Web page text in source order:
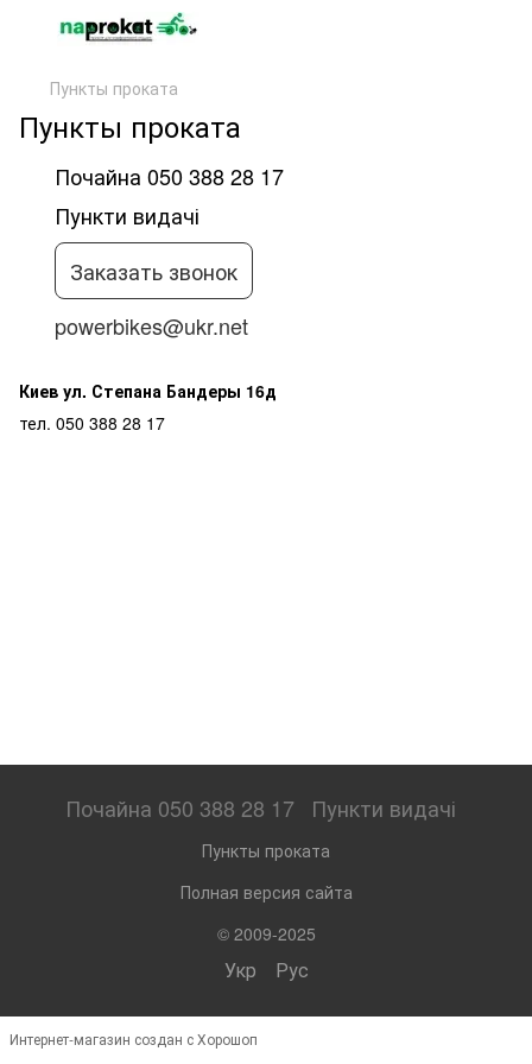
Пункты проката
Пункты проката
Почайна 050 388 28 17
Пункти видачі
Заказать звонок
powerbikes@ukr.net
Киев ул. Степана Бандеры 16д
тел. 050 388 28 17
Почайна 050 388 28 17 Пункти видачі
Пункты проката
Полная версия сайта
© 2009-2025
Укр Рус
Интернет-магазин создан с Хорошоп